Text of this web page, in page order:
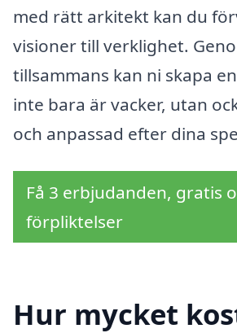
med rätt arkitekt kan du
visioner till verklighet.
tillsammans kan ni skapa
inte bara är vacker, utan
och anpassad efter dina
Få 3 erbjudanden, gratis
förpliktelser
Hur mycket